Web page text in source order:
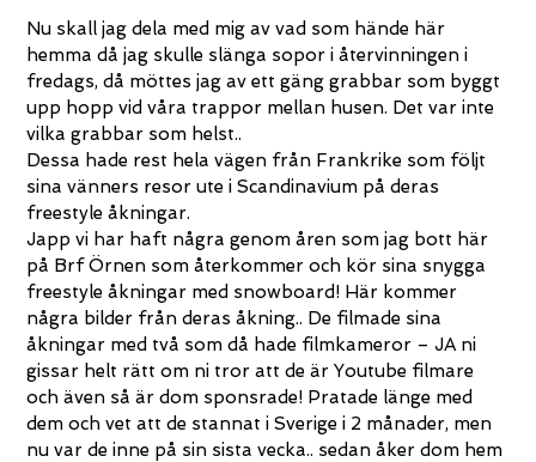
Nu skall jag dela med mig av vad som hände här
hemma då jag skulle slänga sopor i återvinningen i
fredags, då möttes jag av ett gäng grabbar som byggt
upp hopp vid våra trappor mellan husen. Det var inte
vilka grabbar som helst..
Dessa hade rest hela vägen från Frankrike som följt
sina vänners resor ute i Scandinavium på deras
freestyle åkningar.
Japp vi har haft några genom åren som jag bott här
på Brf Örnen som återkommer och kör sina snygga
freestyle åkningar med snowboard! Här kommer
några bilder från deras åkning.. De filmade sina
åkningar med två som då hade filmkameror – JA ni
gissar helt rätt om ni tror att de är Youtube filmare
och även så är dom sponsrade! Pratade länge med
dem och vet att de stannat i Sverige i 2 månader, men
nu var de inne på sin sista vecka.. sedan åker dom hem